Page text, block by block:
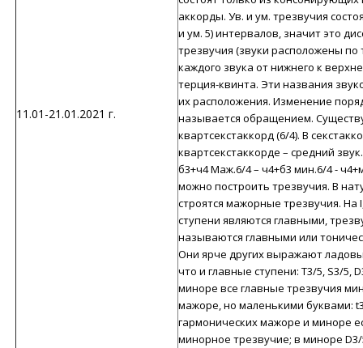
11.01-21.01.2021 г.
аккорды. Ув. и ум. трезвучия
и ум. 5) интервалов, значит это
трезвучия (звуки расположены
каждого звука от нижнего к
терция-квинта. Эти названия
их расположения. Изменение
называется обращением.
квартсекстаккорд (6/4). В
квартсекстаккорде – средний
б3+ч4 Маж.6/4 – ч4+б3 мин.6/4 -
можно построить трезвучия. В
строятся мажорные трезвучия. На
ступени являются главными,
называются главными или
Они ярче других выражают
что и главные ступени: T3/5, S3/5,
миноре все главные трезвучия
мажоре, но маленькими буквами:
гармонических мажоре и миноре
минорное трезвучие; в миноре